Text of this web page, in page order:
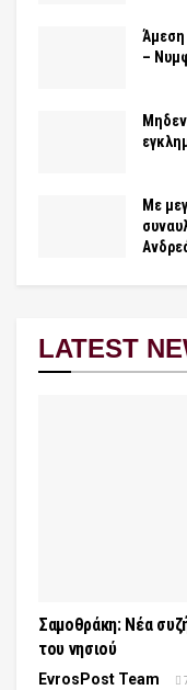
–
Με
LATEST
Σαμοθράκη: Νέα
του νησιού
EvrosPost Team